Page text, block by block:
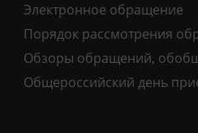
Электронное обращение
Порядок рассмотрения
Обзоры обращений,
Общероссийский день